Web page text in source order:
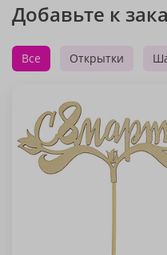
Добавьте к
Все Открытки